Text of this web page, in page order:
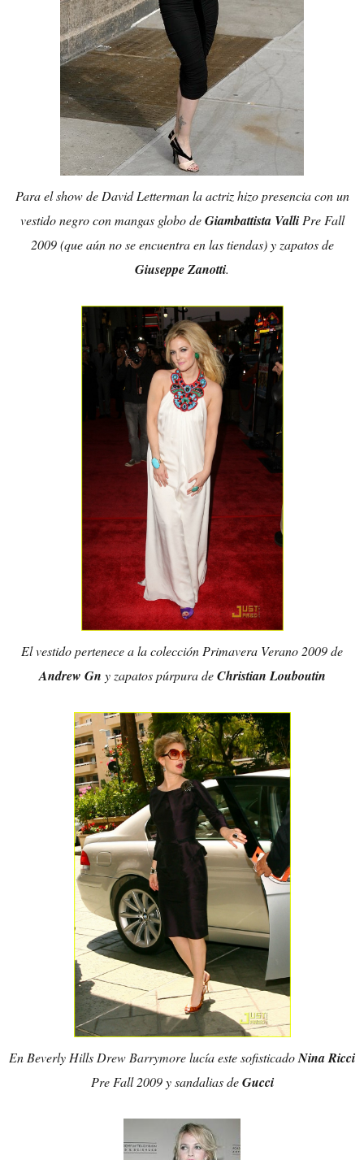
Para el show de David Letterman la actriz hizo presencia con un
vestido negro con mangas globo deGiambattista ValliPre Fall
2009 (que aún no se encuentra en las tiendas) y zapatos de
Giuseppe Zanotti.
El vestido pertenece a la colección Primavera Verano 2009 de
Andrew Gn y zapatos púrpura deChristian Louboutin
En Beverly HillsDrew Barrymorelucía este sofisticadoNina Ricci
Pre Fall 2009 y sandalias deGucci